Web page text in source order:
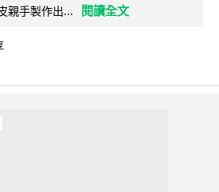
親手製作出...
閱讀全文